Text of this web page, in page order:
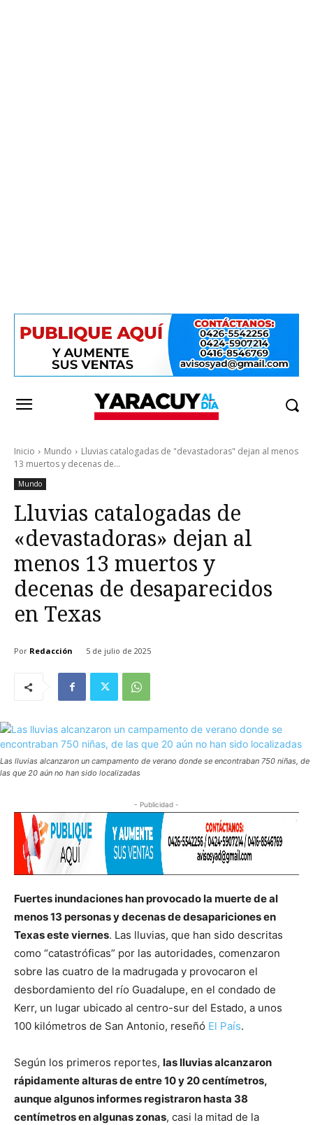
Inicio Mundo
Lluvias catalogadas de "devastadoras" dejan al menos
13 muertos y decenas de...
Mundo
Lluvias catalogadas de
«devastadoras» dejan al
menos 13 muertos y
decenas de desaparecidos
en Texas
Por Redacción 5 de julio de 2025
Las lluvias alcanzaron un campamento de verano donde se encontraban 750 niñas, de
las que 20 aún no han sido localizadas
- Publicidad -
Fuertes inundaciones han provocado la muerte de al
menos 13 personas y decenas de desapariciones en
Texas este viernes. Las lluvias, que han sido descritas
como “catastróficas” por las autoridades, comenzaron
sobre las cuatro de la madrugada y provocaron el
desbordamiento del río Guadalupe, en el condado de
Kerr, un lugar ubicado al centro-sur del Estado, a unos
100 kilómetros de San Antonio, reseñó El País.
Según los primeros reportes, las lluvias alcanzaron
rápidamente alturas de entre 10 y 20 centímetros,
aunque algunos informes registraron hasta 38
centímetros en algunas zonas, casi la mitad de la